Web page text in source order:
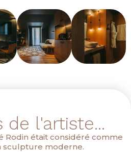
de l'artiste...
Rodin était considéré comme
sculpture moderne.